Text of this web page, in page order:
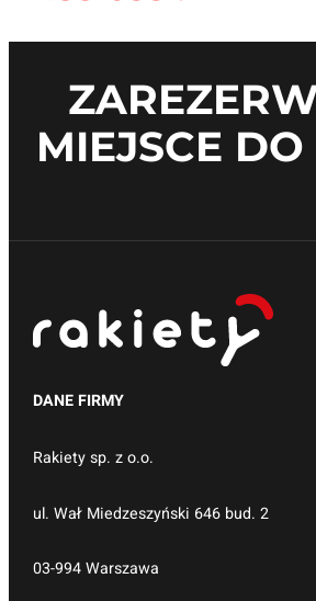
MIEJSCE DO
DANE FIRMY
Rakiety sp. z o.o.
ul. Wał Miedzeszyński 646 bud. 2
03-994 Warszawa